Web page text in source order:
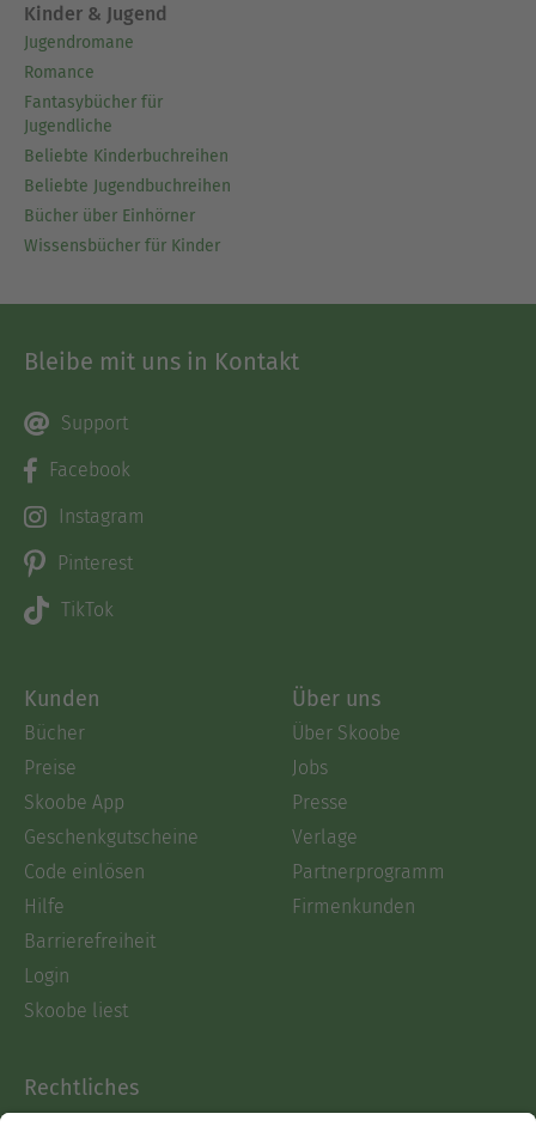
Kinder & Jugend
Jugendromane
Romance
Fantasybücher für
Jugendliche
Beliebte Kinderbuchreihen
Beliebte Jugendbuchreihen
Bücher über Einhörner
Wissensbücher für Kinder
Bleibe mit uns in Kontakt
Support
Facebook
Instagram
Pinterest
TikTok
Kunden
Bücher
Preise
Skoobe App
Geschenkgutscheine
Code einlösen
Hilfe
Barrierefreiheit
Login
Skoobe liest
Über uns
Über Skoobe
Jobs
Presse
Verlage
Partnerprogramm
Firmenkunden
Rechtliches